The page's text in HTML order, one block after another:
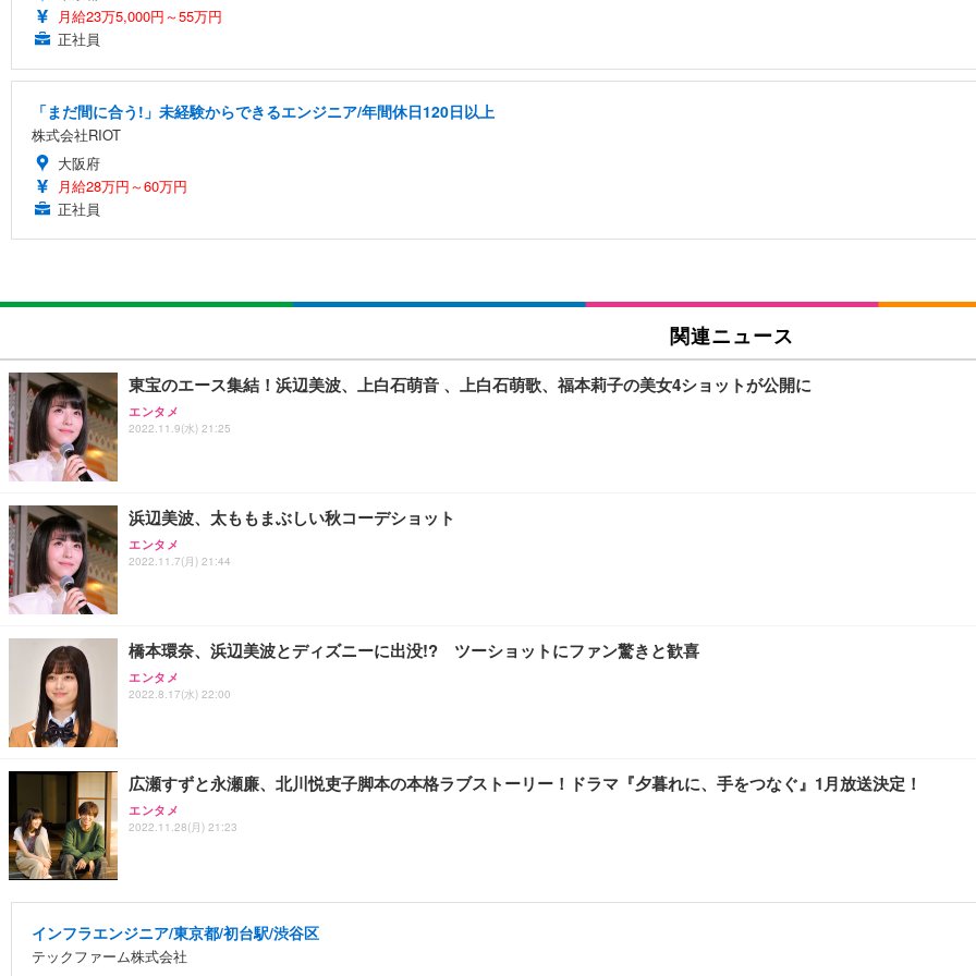
月給23万5,000円～55万円
正社員
「まだ間に合う!」未経験からできるエンジニア/年間休日120日以上
株式会社RIOT
大阪府
月給28万円～60万円
正社員
関連ニュース
東宝のエース集結！浜辺美波、上白石萌音 、上白石萌歌、福本莉子の美女4ショットが公開に
エンタメ
2022.11.9(水) 21:25
浜辺美波、太ももまぶしい秋コーデショット
エンタメ
2022.11.7(月) 21:44
橋本環奈、浜辺美波とディズニーに出没!? ツーショットにファン驚きと歓喜
エンタメ
2022.8.17(水) 22:00
広瀬すずと永瀬廉、北川悦吏子脚本の本格ラブストーリー！ドラマ『夕暮れに、手をつなぐ』1月放送決定！
エンタメ
2022.11.28(月) 21:23
インフラエンジニア/東京都/初台駅/渋谷区
テックファーム株式会社